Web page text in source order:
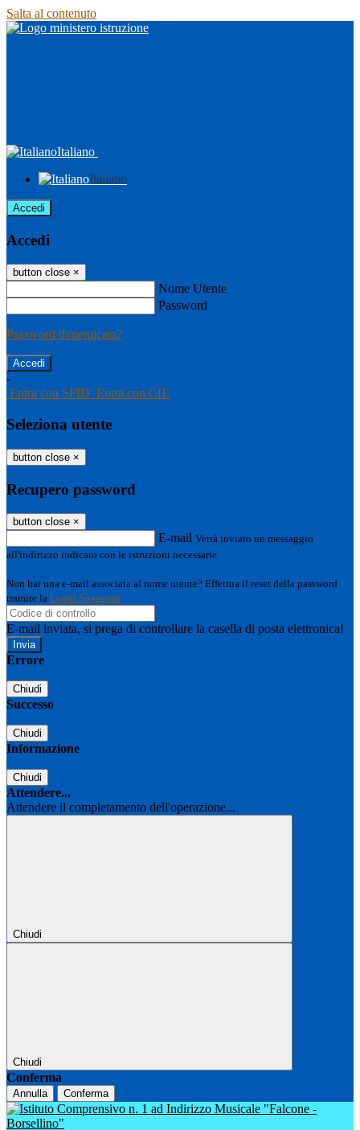
Salta al contenuto
Italiano
Italiano
Accedi
Accedi
button close ×
Nome Utente
Password
Password dimenticata?
-
Entra con SPID Entra con CIE
Seleziona utente
button close ×
Recupero password
button close ×
E-mail Verrà inviato un messaggio
all'indirizzo indicato con le istruzioni necessarie.
Non hai una e-mail associata al nome utente? Effettua il reset della password
tramite la Login Spaggiari
E-mail inviata, si prega di controllare la casella di posta elettronica!
Errore
Chiudi
Successo
Chiudi
Informazione
Chiudi
Attendere...
Attendere il completamento dell'operazione...
Chiudi
Chiudi
Conferma
Annulla Conferma